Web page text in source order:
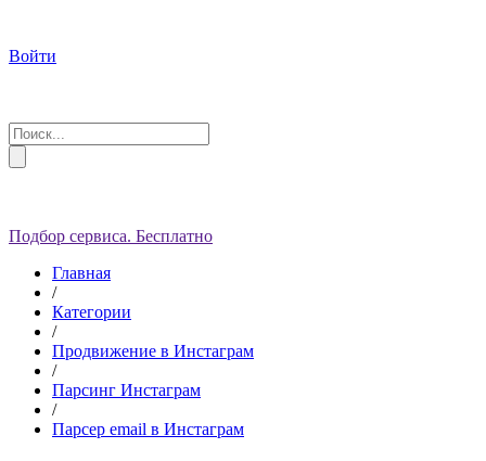
Войти
Подбор сервиса. Бесплатно
Главная
/
Категории
/
Продвижение в Инстаграм
/
Парсинг Инстаграм
/
Парсер email в Инстаграм